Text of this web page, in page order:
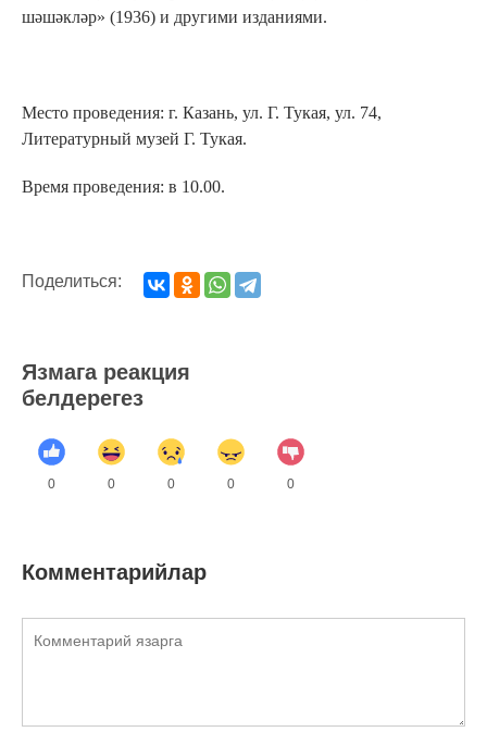
шәшәкләр» (1936) и другими изданиями.
Место проведения: г. Казань, ул. Г. Тукая, ул. 74,
Литературный музей Г. Тукая.
Время проведения: в 10.00.
Поделиться:
Язмага реакция
белдерегез
0 0 0 0 0
Комментарийлар